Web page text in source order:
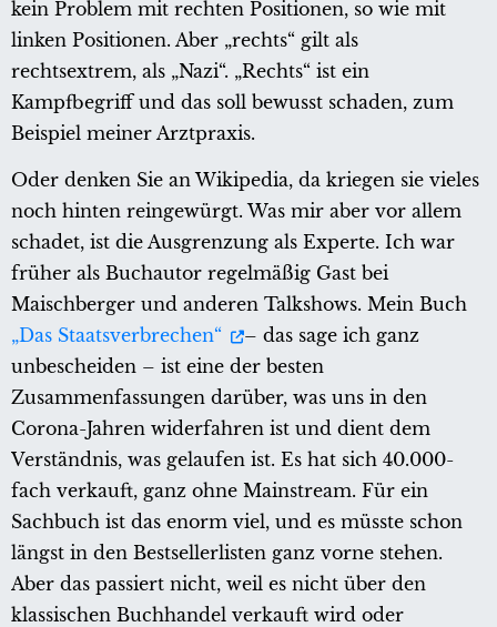
kein Problem mit rechten Positionen, so wie mit
linken Positionen. Aber „rechts“ gilt als
rechtsextrem, als „Nazi“. „Rechts“ ist ein
Kampfbegriff und das soll bewusst schaden, zum
Beispiel meiner Arztpraxis.
Oder denken Sie an Wikipedia, da kriegen sie vieles
noch hinten reingewürgt. Was mir aber vor allem
schadet, ist die Ausgrenzung als Experte. Ich war
früher als Buchautor regelmäßig Gast bei
Maischberger und anderen Talkshows. Mein Buch
„Das Staatsverbrechen“
– das sage ich ganz
unbescheiden – ist eine der besten
Zusammenfassungen darüber, was uns in den
Corona-Jahren widerfahren ist und dient dem
Verständnis, was gelaufen ist. Es hat sich 40.000-
fach verkauft, ganz ohne Mainstream. Für ein
Sachbuch ist das enorm viel, und es müsste schon
längst in den Bestsellerlisten ganz vorne stehen.
Aber das passiert nicht, weil es nicht über den
klassischen Buchhandel verkauft wird oder